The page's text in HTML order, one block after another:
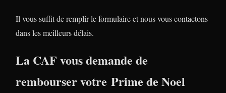
Il vous suffit de remplir le formulaire et nous vous contactons
dans les meilleurs délais.
La CAF vous demande de
rembourser votre Prime de Noel